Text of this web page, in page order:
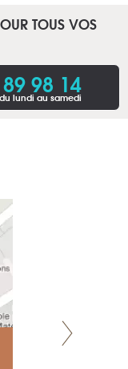
TOUS VOS
98 14
du lundi au samedi